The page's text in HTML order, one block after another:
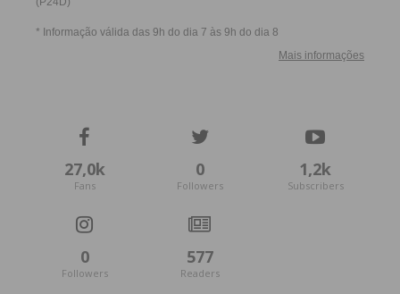
27,0k
Fans
0
Followers
1,2k
Subscribers
0
Followers
577
Readers